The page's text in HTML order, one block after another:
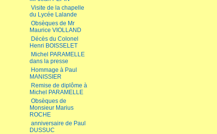
Visite de la chapelle
du Lycée Lalande
Obsèques de Mr
Maurice VIOLLAND
Décès du Colonel
Henri BOISSELET
Michel PARAMELLE
dans la presse
Hommage à Paul
MANISSIER
Remise de diplôme à
Michel PARAMELLE
Obsèques de
Monsieur Marius
ROCHE
anniversaire de Paul
DUSSUC